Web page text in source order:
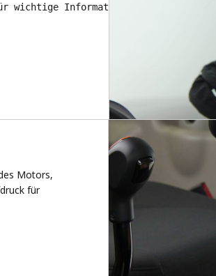
wichtige Informationen,
Motors,
für